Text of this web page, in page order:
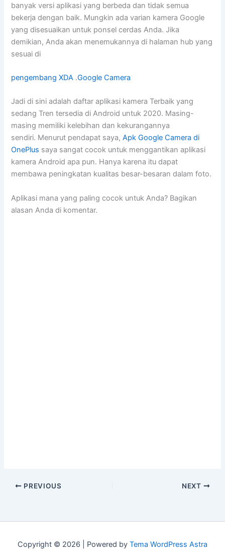
banyak versi aplikasi yang berbeda dan tidak semua
bekerja dengan baik. Mungkin ada varian kamera Google
yang disesuaikan untuk ponsel cerdas Anda. Jika
demikian, Anda akan menemukannya di halaman hub yang
sesuai di
pengembang XDA .Google Camera
Jadi di sini adalah daftar aplikasi kamera Terbaik yang
sedang Tren tersedia di Android untuk 2020. Masing-
masing memiliki kelebihan dan kekurangannya
sendiri. Menurut pendapat saya,Apk Google Camera di
OnePlus saya sangat cocok untuk menggantikan aplikasi
kamera Android apa pun. Hanya karena itu dapat
membawa peningkatan kualitas besar-besaran dalam foto.
Aplikasi mana yang paling cocok untuk Anda? Bagikan
alasan Anda di komentar.
PREVIOUS NEXT
Copyright © 2026 | Powered by Tema WordPress Astra